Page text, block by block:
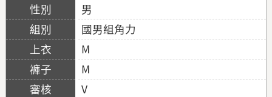
男
國男組角力
M
M
V